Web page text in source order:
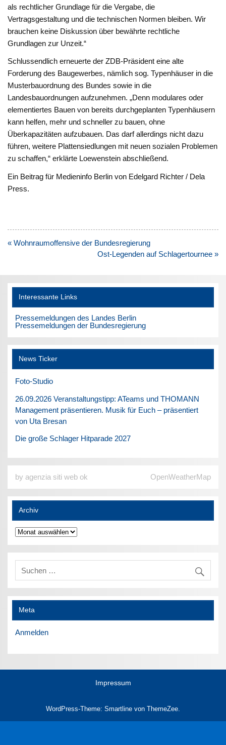
als rechtlicher Grundlage für die Vergabe, die
Vertragsgestaltung und die technischen Normen bleiben. Wir
brauchen keine Diskussion über bewährte rechtliche
Grundlagen zur Unzeit.“
Schlussendlich erneuerte der ZDB-Präsident eine alte
Forderung des Baugewerbes, nämlich sog. Typenhäuser in die
Musterbauordnung des Bundes sowie in die
Landesbauordnungen aufzunehmen. „Denn modulares oder
elementiertes Bauen von bereits durchgeplanten Typenhäusern
kann helfen, mehr und schneller zu bauen, ohne
Überkapazitäten aufzubauen. Das darf allerdings nicht dazu
führen, weitere Plattensiedlungen mit neuen sozialen Problemen
zu schaffen,“ erklärte Loewenstein abschließend.
Ein Beitrag für Medieninfo Berlin von Edelgard Richter / Dela
Press.
Beitragsnavigation
« Wohnraumoffensive der Bundesregierung
Ost-Legenden auf Schlagertournee »
Interessante Links
Pressemeldungen des Landes Berlin
Pressemeldungen der Bundesregierung
News Ticker
Foto-Studio
26.09.2026 Veranstaltungstipp: ATeams und THOMANN
Management präsentieren. Musik für Euch – präsentiert
von Uta Bresan
Die große Schlager Hitparade 2027
by agenzia siti web ok OpenWeatherMap
Archiv
Archiv
Meta
Anmelden
Impressum
WordPress-Theme: Smartline von ThemeZee.